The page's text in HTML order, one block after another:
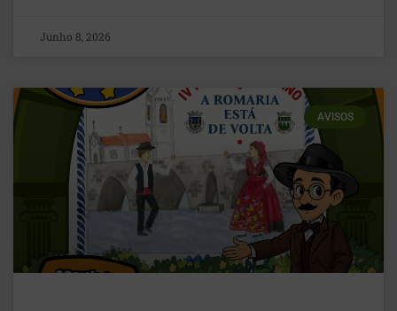
Junho 8, 2026
AVISOS